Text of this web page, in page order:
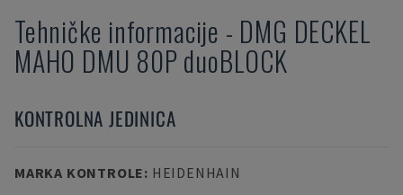
Tehničke informacije - DMG DECKEL
MAHO DMU 80P duoBLOCK
KONTROLNA JEDINICA
MARKA KONTROLE: HEIDENHAIN